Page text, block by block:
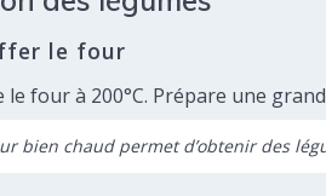
le four
le four à 200°C. Prépare une
bien chaud permet d’obtenir des